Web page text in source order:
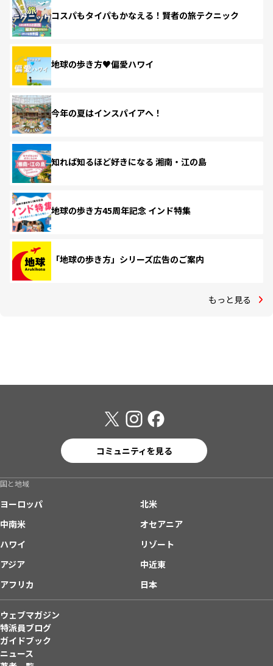
コスパもタイパもかなえる！賢者の旅テクニック
地球の歩き方♥偏愛ハワイ
今年の夏はインスパイアへ！
知れば知るほど好きになる 湘南・江の島
地球の歩き方45周年記念 インド特集
「地球の歩き方」シリーズ広告のご案内
もっと見る
コミュニティを見る
国と地域
ヨーロッパ
北米
中南米
オセアニア
ハワイ
リゾート
アジア
中近東
アフリカ
日本
ウェブマガジン
特派員ブログ
ガイドブック
ニュース